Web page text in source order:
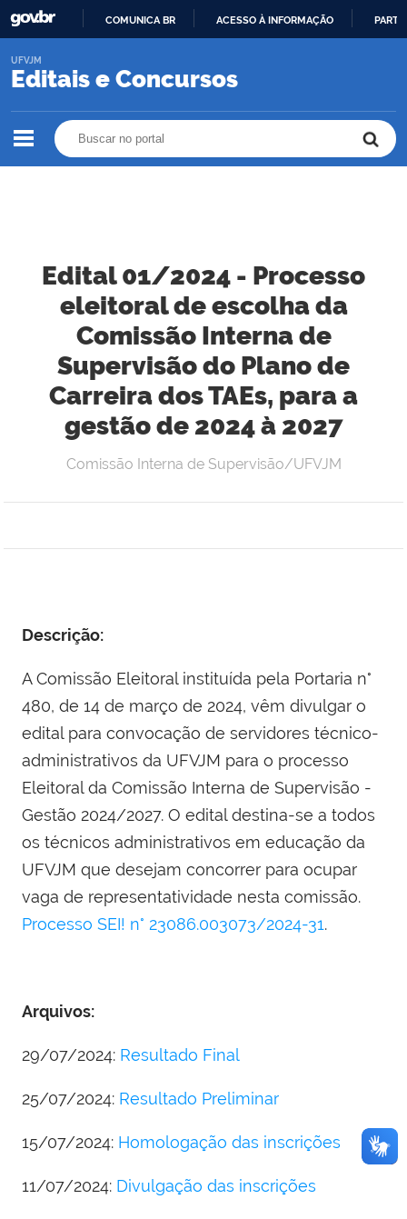
O
COMUNICA BR ACESSO À INFORMAÇÃO
Editais e Concursos
UFVJM
Edital 01/2024 - Processo
eleitoral de escolha da
Comissão Interna de
Supervisão do Plano de
Carreira dos TAEs, para a
gestão de 2024 à 2027
Comissão Interna de Supervisão/UFVJM
Descrição:
A Comissão Eleitoral instituída pela Portaria n°
480, de 14 de março de 2024, vêm divulgar o
edital para convocação de servidores técnico-
administrativos da UFVJM para o processo
Eleitoral da Comissão Interna de Supervisão -
Gestão 2024/2027. O edital destina-se a todos
os técnicos administrativos em educação da
UFVJM que desejam concorrer para ocupar
vaga de representatividade nesta comissão.
Processo SEI! n° 23086.003073/2024-31.
Arquivos:
29/07/2024: Resultado Final
25/07/2024: Resultado Preliminar
15/07/2024: Homologação das inscrições
11/07/2024: Divulgação das inscrições